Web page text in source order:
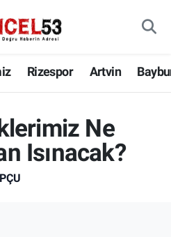
Rizespor Artvin
Ne
Isınacak?